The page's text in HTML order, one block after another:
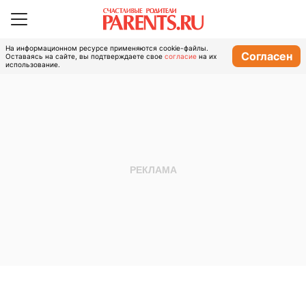
На информационном ресурсе применяются cookie-файлы.
Оставаясь на сайте, вы подтверждаете свое согласие на их
использование.
Согласен